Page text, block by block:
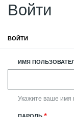
Войти
вкладки
ВОЙТИ
РЕГИСТРАЦИЯ
ИМЯ
Укажите ваше имя